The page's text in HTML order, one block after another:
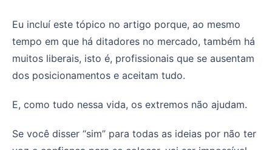
Eu incluí este tópico no artigo porque, ao mesmo
tempo em que há ditadores no mercado, também há
muitos liberais, isto é, profissionais que se ausentam
dos posicionamentos e aceitam tudo.
E, como tudo nessa vida, os extremos não ajudam.
Se você disser “sim” para todas as ideias por não ter